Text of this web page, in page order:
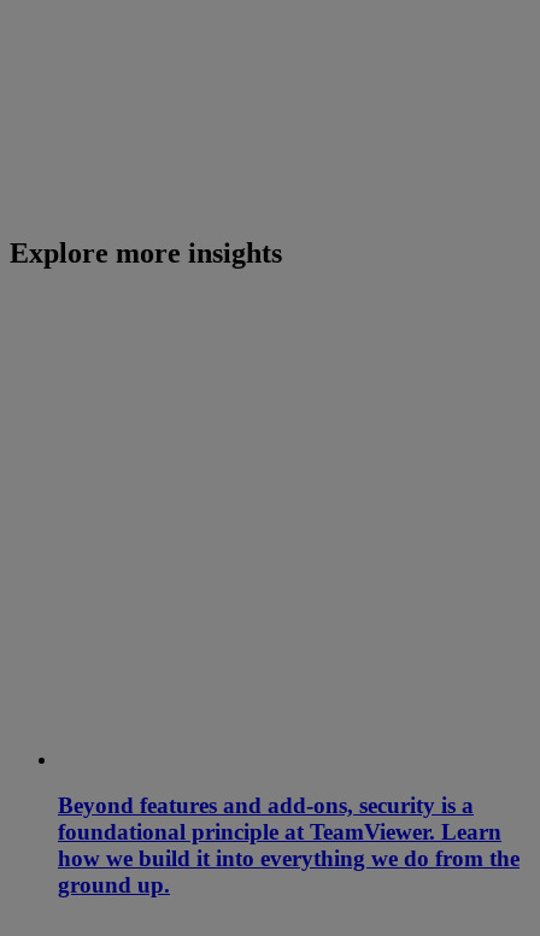
Explore more insights
Beyond features and add-ons, security is a
foundational principle at TeamViewer. Learn
how we build it into everything we do from the
ground up.